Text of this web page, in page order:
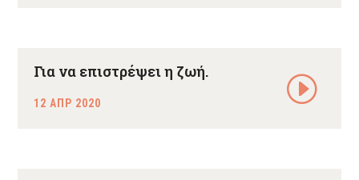
Για να επιστρέψει η ζωή.
12 ΑΠΡ 2020